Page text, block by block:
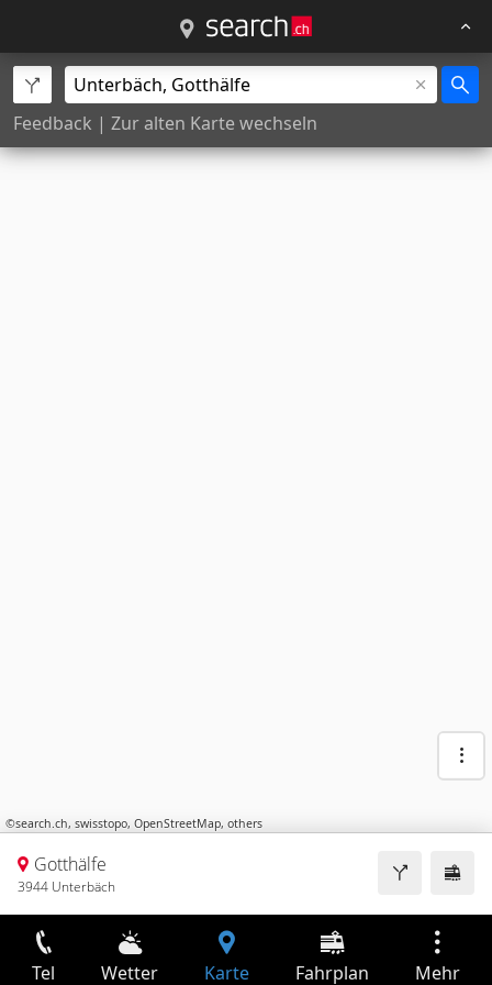
Feedback | Zur alten Karte wechseln
©search.ch, swisstopo, OpenStreetMap, others
Gotthälfe
3944 Unterbäch
Tel Wetter Karte Fahrplan Mehr